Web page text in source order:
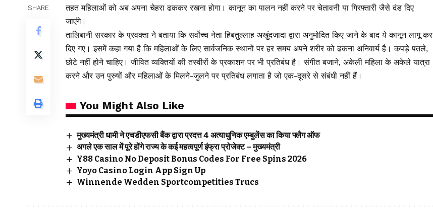
SHARE
तहत महिलाओं को अब अपना चेहरा ढककर रखना होगा। कानून का पालन नहीं करने पर चेतावनी या गिरफ्तारी जैसे दंड दिए
जाएंगे।
तालिबानी सरकार के प्रवक्ता ने बताया कि सर्वोच्च नेता हिबतुल्लाह अखुंदजादा द्वारा अनुमोदित किए जाने के बाद ये कानून लागू कर
दिए गए। इसमें कहा गया है कि महिलाओं के लिए सार्वजनिक स्थानों पर हर समय अपने शरीर को ढकना अनिवार्य है। कपड़े पतले,
छोटे नहीं होने चाहिए। जीवित व्यक्तियों की तस्वीरों के प्रकाशन पर भी प्रतिबंध है। संगीत बजाने, अकेली महिला के अकेले यात्रा
करने और उन पुरुषों और महिलाओं के मिलने-जुलने पर प्रतिबंध लगाता है जो एक-दूसरे से संबंधी नहीं हैं।
You Might Also Like
मुख्यमंत्री धामी ने एचडीएफसी बैंक द्वारा प्रदत्त 4 अत्याधुनिक एम्बुलेंस का किया फ्लैग ऑफ
अगले एक साल में पूरे होंगे राज्य के कई महत्वपूर्ण इंफ्रा प्रोजेक्ट – मुख्यमंत्री
Y88 Casino No Deposit Bonus Codes For Free Spins 2026
Yoyo Casino Login App Sign Up
Winnende Wedden Sportcompetities Trucs